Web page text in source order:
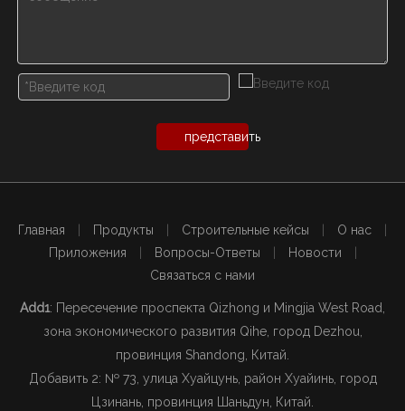
представить
Главная Продукты Строительные кейсы О нас
Приложения
Вопросы-Ответы Новости
Связаться с нами
Add1: Пересечение проспекта Qizhong и Mingjia West Road,
зона экономического развития Qihe, город Dezhou,
провинция Shandong, Китай.
Добавить 2: № 73, улица Хуайцунь, район Хуайинь, город
Цзинань, провинция Шаньдун, Китай.